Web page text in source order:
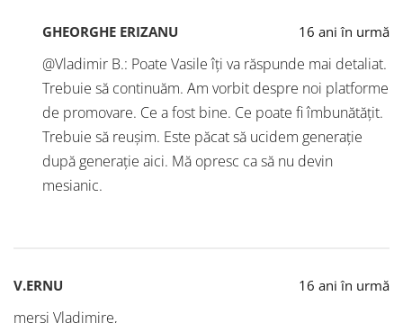
GHEORGHE ERIZANU 16 ani în urmă
@Vladimir B.: Poate Vasile îți va răspunde mai detaliat.
Trebuie să continuăm. Am vorbit despre noi platforme
de promovare. Ce a fost bine. Ce poate fi îmbunătățit.
Trebuie să reușim. Este păcat să ucidem generație
după generație aici. Mă opresc ca să nu devin
mesianic.
V.ERNU 16 ani în urmă
mersi Vladimire,